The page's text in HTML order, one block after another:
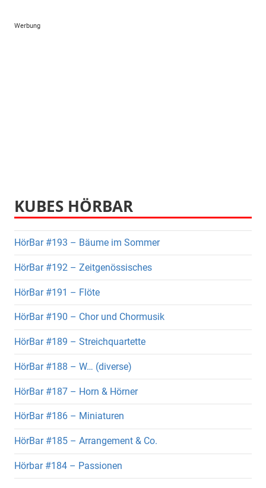
Werbung
KUBES HÖRBAR
HörBar #193 – Bäume im Sommer
HörBar #192 – Zeitgenössisches
HörBar #191 – Flöte
HörBar #190 – Chor und Chormusik
HörBar #189 – Streichquartette
HörBar #188 – W… (diverse)
HörBar #187 – Horn & Hörner
HörBar #186 – Miniaturen
HörBar #185 – Arrangement & Co.
Hörbar #184 – Passionen